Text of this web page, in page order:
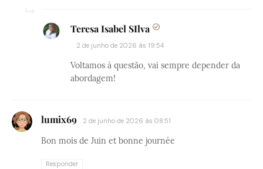
Teresa Isabel SIlva
2 de junho de 2026 às 19:54
Voltamos à questão, vai sempre depender da
abordagem!
lumix69 2 de junho de 2026 às 08:51
Bon mois de Juin et bonne journée
Responder